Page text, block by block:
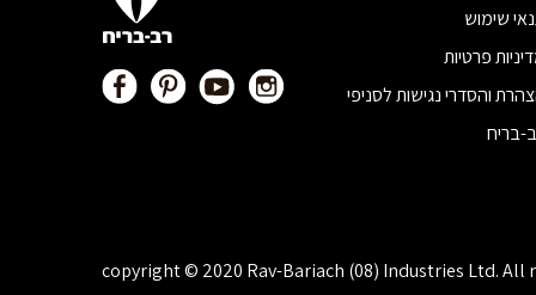
שימוש
פרטיות
והסדרי נגישות לסניפי
בריח
copyright © 2020 Rav-Bariach (08) Industries Ltd. All